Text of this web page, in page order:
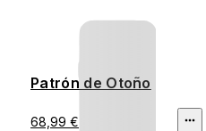
Patrón de Otoño
68,99 €